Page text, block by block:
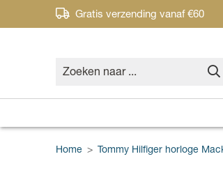
Gratis verzending vanaf €60
Home > Tommy Hilfiger horloge